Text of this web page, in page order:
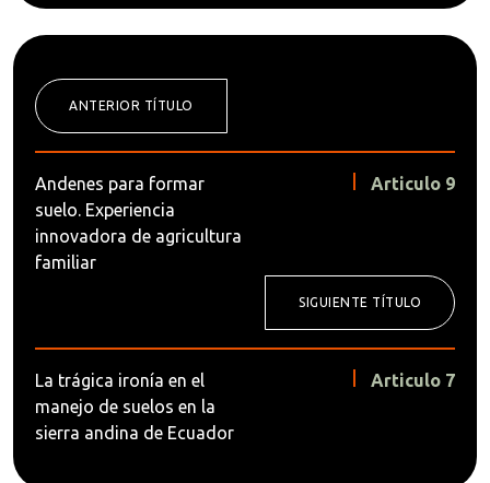
ANTERIOR TÍTULO
Andenes para formar
suelo. Experiencia
innovadora de agricultura
familiar
Articulo 9
SIGUIENTE TÍTULO
La trágica ironía en el
manejo de suelos en la
sierra andina de Ecuador
Articulo 7